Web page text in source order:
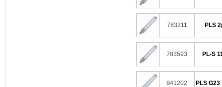
783211 PLS
783593 PL-S
941202 PLS